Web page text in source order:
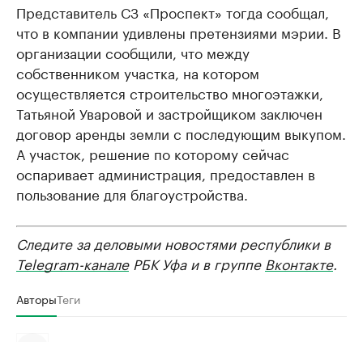
Представитель СЗ «Проспект» тогда сообщал,
что в компании удивлены претензиями мэрии. В
организации сообщили, что между
собственником участка, на котором
осуществляется строительство многоэтажки,
Татьяной Уваровой и застройщиком заключен
договор аренды земли с последующим выкупом.
А участок, решение по которому сейчас
оспаривает администрация, предоставлен в
пользование для благоустройства.
Следите за деловыми новостями республики в
Telegram-каналеРБК Уфа и в группе Вконтакте.
АвторыТеги